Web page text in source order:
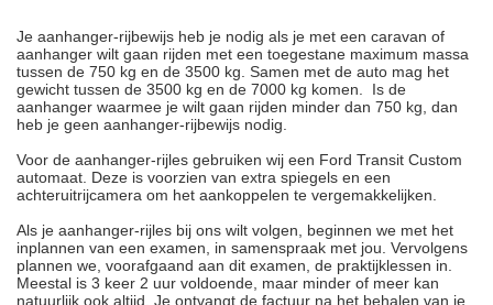
Je aanhanger-rijbewijs heb je nodig als je met een caravan of
aanhanger wilt gaan rijden met een toegestane maximum massa
tussen de 750 kg en de 3500 kg. Samen met de auto mag het
gewicht tussen de 3500 kg en de 7000 kg komen. Is de
aanhanger waarmee je wilt gaan rijden minder dan 750 kg, dan
heb je geen aanhanger-rijbewijs nodig.
Voor de aanhanger-rijles gebruiken wij een Ford Transit Custom
automaat. Deze is voorzien van extra spiegels en een
achteruitrijcamera om het aankoppelen te vergemakkelijken.
Als je aanhanger-rijles bij ons wilt volgen, beginnen we met het
inplannen van een examen, in samenspraak met jou. Vervolgens
plannen we, voorafgaand aan dit examen, de praktijklessen in.
Meestal is 3 keer 2 uur voldoende, maar minder of meer kan
natuurlijk ook altijd. Je ontvangt de factuur na het behalen van je